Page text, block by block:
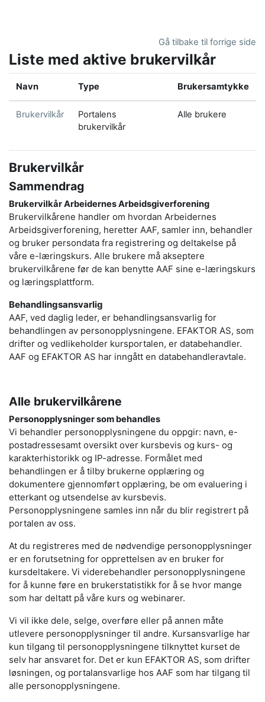
Gå tilbake til forrige side
Liste med aktive brukervilkår
Navn Type Brukersamtykke
Brukervilkår
Portalens
brukervilkår
Alle brukere
Brukervilkår
Sammendrag
Brukervilkår Arbeidernes Arbeidsgiverforening
Brukervilkårene handler om hvordan Arbeidernes
Arbeidsgiverforening, heretter AAF, samler inn, behandler
og bruker persondata fra registrering og deltakelse på
våre e-læringskurs. Alle brukere må akseptere
brukervilkårene før de kan benytte AAF sine e-læringskurs
og læringsplattform.
Behandlingsansvarlig
AAF, ved daglig leder, er behandlingsansvarlig for
behandlingen av personopplysningene. EFAKTOR AS, som
drifter og vedlikeholder kursportalen, er databehandler.
AAF og EFAKTOR AS har inngått en databehandleravtale.
Alle brukervilkårene
Personopplysninger som behandles
Vi behandler personopplysningene du oppgir: navn, e-
postadressesamt oversikt over kursbevis og kurs- og
karakterhistorikk og IP-adresse. Formålet med
behandlingen er å tilby brukerne opplæring og
dokumentere gjennomført opplæring, be om evaluering i
etterkant og utsendelse av kursbevis.
Personopplysningene samles inn når du blir registrert på
portalen av oss.
At du registreres med de nødvendige personopplysninger
er en forutsetning for opprettelsen av en bruker for
kursdeltakere. Vi viderebehandler personopplysningene
for å kunne føre en brukerstatistikk for å se hvor mange
som har deltatt på våre kurs og webinarer.
Vi vil ikke dele, selge, overføre eller på annen måte
utlevere personopplysninger til andre. Kursansvarlige har
kun tilgang til personopplysningene tilknyttet kurset de
selv har ansvaret for. Det er kun EFAKTOR AS, som drifter
løsningen, og portalansvarlige hos AAF som har tilgang til
alle personopplysningene.